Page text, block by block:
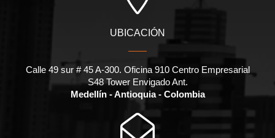
UBICACIÓN
Calle 49 sur # 45 A-300. Oficina 910 Centro Empresarial
S48 Tower Envigado Ant.
Medellín - Antioquia - Colombia